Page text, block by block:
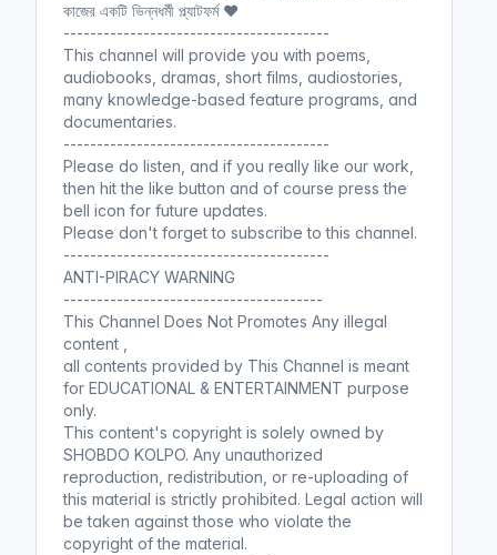
আমার ফাঁসি চাই । পর্ব ৭। অডিওবুক ।
Amar Fashi Chai । Audiobook
#True #History (আমার ফাঁসি চাই)
আমার ফাঁসি চাই
আমার ফাঁসি চাই । পর্ব ৮। অডিওবুক ।
Amar Fashi Chai । Audiobook
#True #History
Shobdo Kolpo
আমার ফাঁসি চাই । পর্ব ৯। অডিওবুক ।
Amar Fashi Chai । Audiobook
#True #History (আমার ফাঁসি চাই)
Shobdo Kolpo
আমার ফাঁসি চাই
কাজের একটি ভিন্নধর্মী প্ল্যাটফর্ম ❤️
----------------------------------------
This channel will provide you with poems,
audiobooks, dramas, short films, audiostories,
many knowledge-based feature programs, and
documentaries.
----------------------------------------
Please do listen, and if you really like our work,
then hit the like button and of course press the
bell icon for future updates.
Please don't forget to subscribe to this channel.
----------------------------------------
ANTI-PIRACY WARNING
---------------------------------------
This Channel Does Not Promotes Any illegal
content ,
all contents provided by This Channel is meant
for EDUCATIONAL & ENTERTAINMENT purpose
only.
This content's copyright is solely owned by
SHOBDO KOLPO. Any unauthorized
reproduction, redistribution, or re-uploading of
this material is strictly prohibited. Legal action will
be taken against those who violate the
copyright of the material.